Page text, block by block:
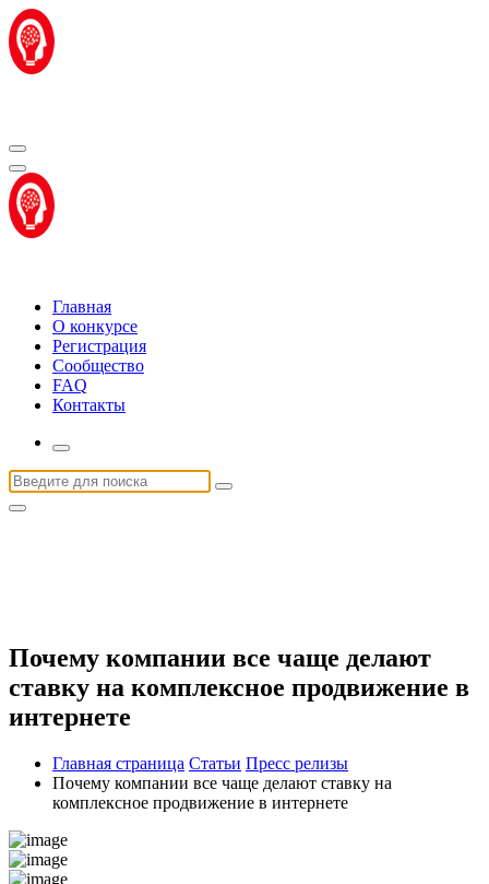
Перейти
к
содержимому
Главная
О конкурсе
Регистрация
Сообщество
FAQ
Контакты
Искать:
Почему компании все чаще делают
ставку на комплексное продвижение в
интернете
Главная страница Статьи Пресс релизы
Почему компании все чаще делают ставку на
комплексное продвижение в интернете